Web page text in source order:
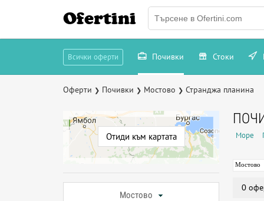
Ofertini
Всички оферти Почивки Стоки
Оферти ❯ Почивки ❯ Мостово ❯ Странджа планина
Отиди към картата
Мостово
Море
Мостово
0